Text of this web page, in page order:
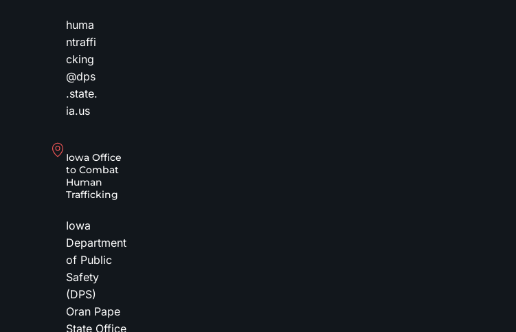
huma
ntraffi
cking
@dps
.state.
ia.us
Iowa Office
to Combat
Human
Trafficking
Iowa
Department
of Public
Safety
(DPS)
Oran Pape
State Office